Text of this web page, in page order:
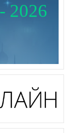
2026